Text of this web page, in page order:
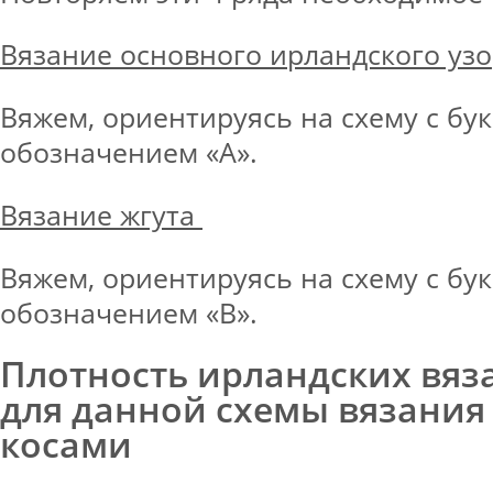
Вязание основного ирландского
Вяжем, ориентируясь на схему с
обозначением «А».
Вязание жгута
Вяжем, ориентируясь на схему с
обозначением «В».
Плотность ирландских
для данной схемы
косами